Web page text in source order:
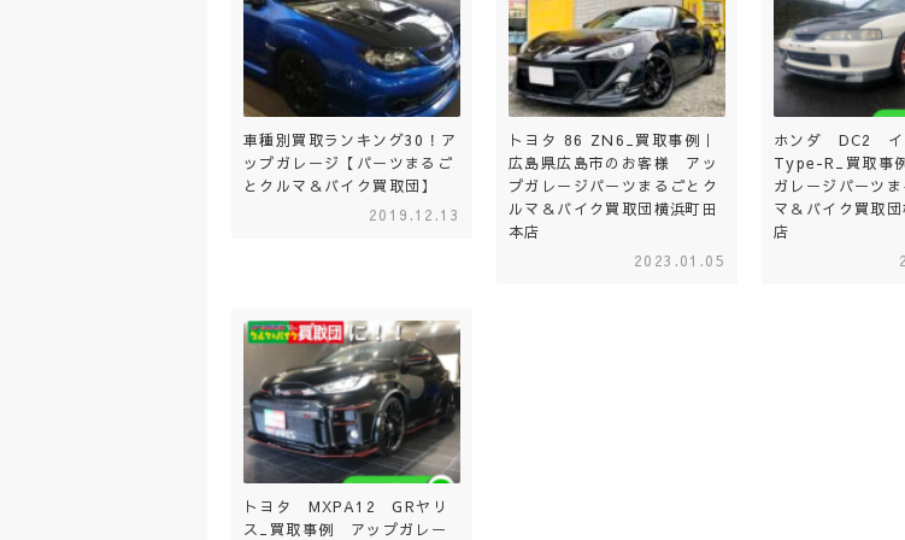
車種別買取ランキング30！ア
ップガレージ【パーツまるご
とクルマ＆バイク買取団】
2019.12.13
トヨタ 86 ZN6_買取事例｜
広島県広島市のお客様 アッ
プガレージパーツまるごとク
ルマ＆バイク買取団横浜町田
本店
2023.01.05
ホンダ DC2 イ
Type-R_買取事
ガレージパーツ
マ＆バイク買取
店
トヨタ MXPA12 GRヤリ
ス_買取事例 アップガレー